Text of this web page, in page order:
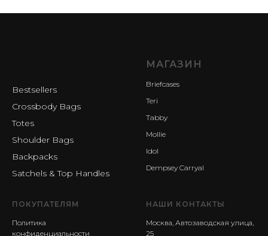
Bestsellers
Crossbody Bags
Totes
Shoulder Bags
Backpacks
Satchels & Top Handles
МАГАЗИН
Briefcases
Teri
Tabby
Mollie
Idol
Dempsey Carryal
ПОКУПАТЕЛЯМ
Политика
конфиденциальности
НАШИ КОНТАКТЫ
Москва, Автозаводская улица,
25